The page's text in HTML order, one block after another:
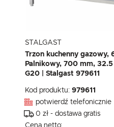
STALGAST
Trzon kuchenny gazowy,
Palnikowy, 700 mm,
G20 | Stalgast 979611
Kod produktu: 979611
potwierdź telefonicznie
0 zł - dostawa gratis
Cena netto: